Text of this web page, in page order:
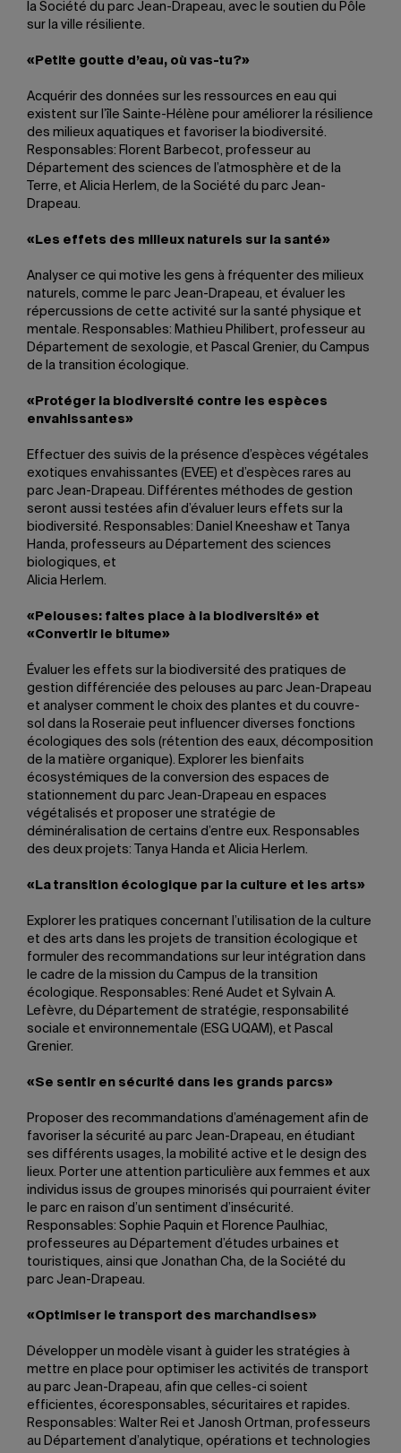
la Société du parc Jean-Drapeau, avec le soutien du Pôle
sur la ville résiliente.
«Petite goutte d’eau, où vas-tu?»
Acquérir des données sur les ressources en eau qui
existent sur l’île Sainte-Hélène pour améliorer la résilience
des milieux aquatiques et favoriser la biodiversité.
Responsables: Florent Barbecot, professeur au
Département des sciences de l’atmosphère et de la
Terre, et Alicia Herlem, de la Société du parc Jean-
Drapeau.
«Les effets des milieux naturels sur la santé»
Analyser ce qui motive les gens à fréquenter des milieux
naturels, comme le parc Jean-Drapeau, et évaluer les
répercussions de cette activité sur la santé physique et
mentale. Responsables: Mathieu Philibert, professeur au
Département de sexologie, et Pascal Grenier, du Campus
de la transition écologique.
«Protéger la biodiversité contre les espèces
envahissantes»
Effectuer des suivis de la présence d’espèces végétales
exotiques envahissantes (EVEE) et d’espèces rares au
parc Jean-Drapeau. Différentes méthodes de gestion
seront aussi testées afin d’évaluer leurs effets sur la
biodiversité. Responsables: Daniel Kneeshaw et Tanya
Handa, professeurs au Département des sciences
biologiques, et
Alicia Herlem.
«Pelouses: faites place à la biodiversité» et
«Convertir le bitume»
Évaluer les effets sur la biodiversité des pratiques de
gestion différenciée des pelouses au parc Jean-Drapeau
et analyser comment le choix des plantes et du couvre-
sol dans la Roseraie peut influencer diverses fonctions
écologiques des sols (rétention des eaux, décomposition
de la matière organique). Explorer les bienfaits
écosystémiques de la conversion des espaces de
stationnement du parc Jean-Drapeau en espaces
végétalisés et proposer une stratégie de
déminéralisation de certains d’entre eux. Responsables
des deux projets: Tanya Handa et Alicia Herlem.
«La transition écologique par la culture et les arts»
Explorer les pratiques concernant l’utilisation de la culture
et des arts dans les projets de transition écologique et
formuler des recommandations sur leur intégration dans
le cadre de la mission du Campus de la transition
écologique. Responsables: René Audet et Sylvain A.
Lefèvre, du Département de stratégie, responsabilité
sociale et environnementale (ESG UQAM), et Pascal
Grenier.
«Se sentir en sécurité dans les grands parcs»
Proposer des recommandations d’aménagement afin de
favoriser la sécurité au parc Jean-Drapeau, en étudiant
ses différents usages, la mobilité active et le design des
lieux. Porter une attention particulière aux femmes et aux
individus issus de groupes minorisés qui pourraient éviter
le parc en raison d’un sentiment d’insécurité.
Responsables: Sophie Paquin et Florence Paulhiac,
professeures au Département d’études urbaines et
touristiques, ainsi que Jonathan Cha, de la Société du
parc Jean-Drapeau.
«Optimiser le transport des marchandises»
Développer un modèle visant à guider les stratégies à
mettre en place pour optimiser les activités de transport
au parc Jean-Drapeau, afin que celles-ci soient
efficientes, écoresponsables, sécuritaires et rapides.
Responsables: Walter Rei et Janosh Ortman, professeurs
au Département d’analytique, opérations et technologies